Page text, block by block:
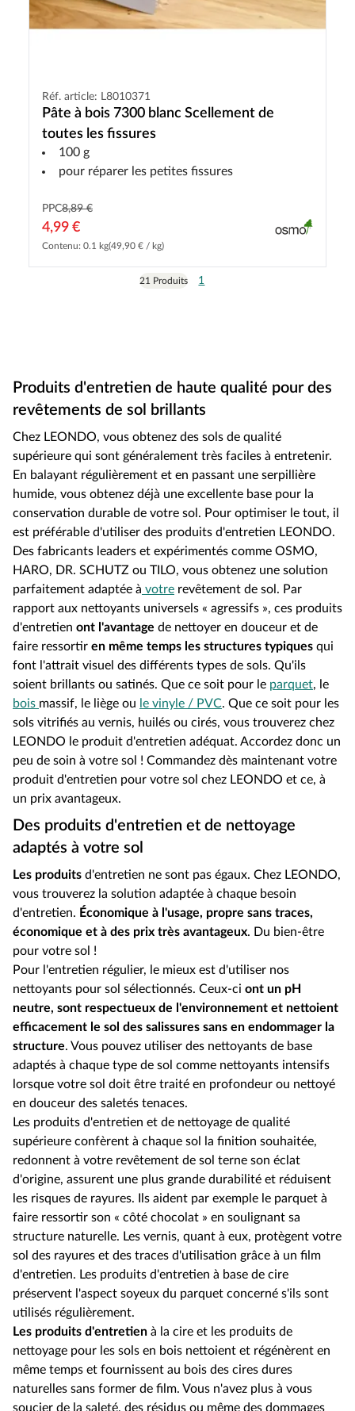
Réf. article: L8010371
Pâte à bois 7300 blanc Scellement de
toutes les fissures
100 g
pour réparer les petites fissures
PPC8,89 €
4,99 €
Contenu: 0.1 kg(49,90 € / kg)
21 Produits 1
Produits d'entretien de haute qualité pour des
revêtements de sol brillants
Chez LEONDO, vous obtenez des sols de qualité
supérieure qui sont généralement très faciles à entretenir.
En balayant régulièrement et en passant une serpillière
humide, vous obtenez déjà une excellente base pour la
conservation durable de votre sol. Pour optimiser le tout, il
est préférable d'utiliser des produits d'entretien LEONDO.
Des fabricants leaders et expérimentés comme OSMO,
HARO, DR. SCHUTZ ou TILO, vous obtenez une solution
parfaitement adaptée à votre revêtement de sol. Par
rapport aux nettoyants universels « agressifs », ces produits
d'entretien ont l'avantage de nettoyer en douceur et de
faire ressortir en même temps les structures typiques qui
font l'attrait visuel des différents types de sols. Qu'ils
soient brillants ou satinés. Que ce soit pour le parquet, le
bois massif, le liège ou le vinyle / PVC. Que ce soit pour les
sols vitrifiés au vernis, huilés ou cirés, vous trouverez chez
LEONDO le produit d'entretien adéquat. Accordez donc un
peu de soin à votre sol ! Commandez dès maintenant votre
produit d'entretien pour votre sol chez LEONDO et ce, à
un prix avantageux.
Des produits d'entretien et de nettoyage
adaptés à votre sol
Les produits d'entretien ne sont pas égaux. Chez LEONDO,
vous trouverez la solution adaptée à chaque besoin
d'entretien. Économique à l'usage, propre sans traces,
économique et à des prix très avantageux. Du bien-être
pour votre sol !
Pour l'entretien régulier, le mieux est d'utiliser nos
nettoyants pour sol sélectionnés. Ceux-ci ont un pH
neutre, sont respectueux de l'environnement et nettoient
efficacement le sol des salissures sans en endommager la
structure. Vous pouvez utiliser des nettoyants de base
adaptés à chaque type de sol comme nettoyants intensifs
lorsque votre sol doit être traité en profondeur ou nettoyé
en douceur des saletés tenaces.
Les produits d'entretien et de nettoyage de qualité
supérieure confèrent à chaque sol la finition souhaitée,
redonnent à votre revêtement de sol terne son éclat
d'origine, assurent une plus grande durabilité et réduisent
les risques de rayures. Ils aident par exemple le parquet à
faire ressortir son « côté chocolat » en soulignant sa
structure naturelle. Les vernis, quant à eux, protègent votre
sol des rayures et des traces d'utilisation grâce à un film
d'entretien. Les produits d'entretien à base de cire
préservent l'aspect soyeux du parquet concerné s'ils sont
utilisés régulièrement.
Les produits d'entretien à la cire et les produits de
nettoyage pour les sols en bois nettoient et régénèrent en
même temps et fournissent au bois des cires dures
naturelles sans former de film. Vous n'avez plus à vous
soucier de la saleté, des résidus ou même des dommages